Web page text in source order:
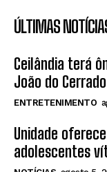
ÚLTIMAS
Ceilândia terá
João do Cerrado
ENTRETENIMENTO
Unidade
adolescentes